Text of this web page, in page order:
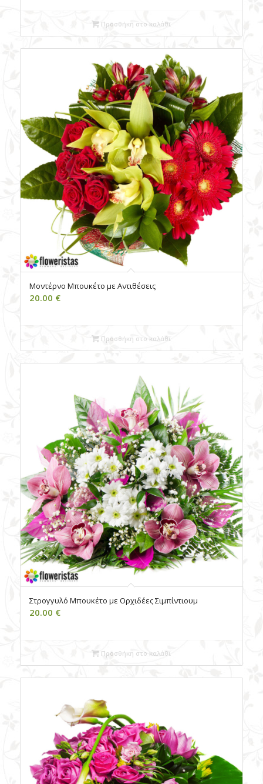
Προσθήκη στο καλάθι
Μοντέρνο Μπουκέτο με Αντιθέσεις
20.00 €
Προσθήκη στο καλάθι
Στρογγυλό Μπουκέτο με Ορχιδέες Σιμπίντιουμ
20.00 €
Προσθήκη στο καλάθι